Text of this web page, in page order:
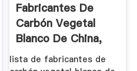
Fabricantes De
Carbón Vegetal
Blanco De China,
Fabricantes ...
lista de fabricantes de